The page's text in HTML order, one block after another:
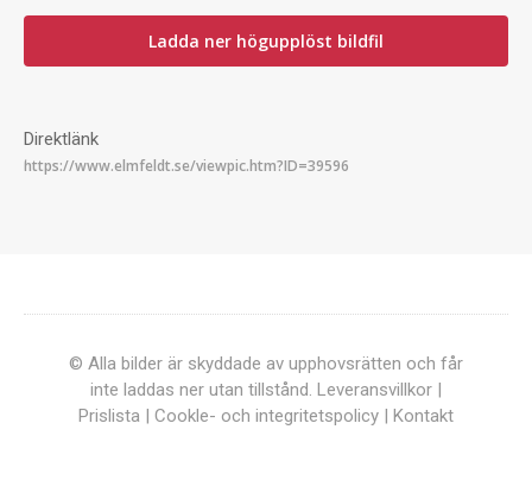
Ladda ner högupplöst bildfil
Direktlänk
© Alla bilder är skyddade av upphovsrätten och får
inte laddas ner utan tillstånd. Leveransvillkor |
Prislista | Cookle- och integritetspolicy | Kontakt